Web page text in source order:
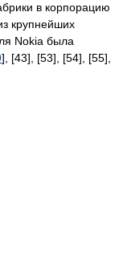
в корпорацию
крупнейших
Nokia была
], [43], [53], [54], [55],